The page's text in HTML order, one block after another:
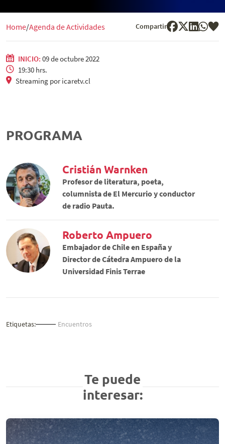
Home Agenda de Actividades Compartir
INICIO: 09 de octubre 2022
19:30 hrs.
Streaming por icaretv.cl
PROGRAMA
Cristián Warnken
Profesor de literatura, poeta,
columnista de El Mercurio y conductor
de radio Pauta.
Roberto Ampuero
Embajador de Chile en España y
Director de Cátedra Ampuero de la
Universidad Finis Terrae
Etiquetas: Encuentros
Te puede
interesar: